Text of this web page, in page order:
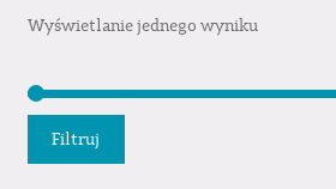
Wyświetlanie jednego wyniku
Filtruj